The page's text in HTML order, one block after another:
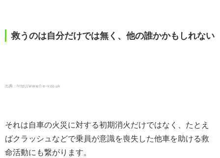
救うのは自分だけでは無く、他の誰かかもしれない
出典：http://www.f-e-v.co.uk
それは自車の火災に対する初期消火だけではなく、たとえ
ばクラッシュなどで乗員が意識を喪失した他車を助ける救
命活動にも繋がります。